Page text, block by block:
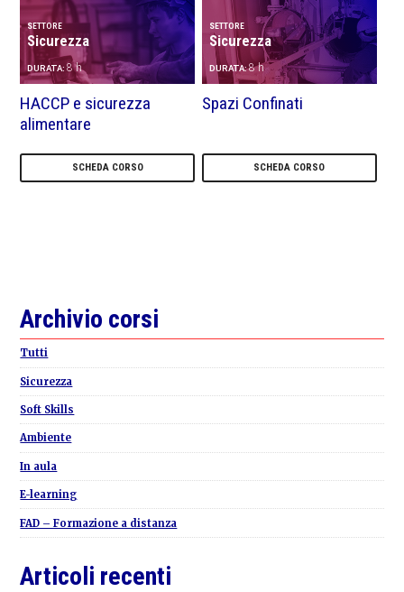
SETTORE
Sicurezza
DURATA:8 h
HACCP e sicurezza
alimentare
SCHEDA CORSO
SETTORE
Sicurezza
DURATA:8 h
Spazi Confinati
SCHEDA CORSO
Primary
Sidebar
Archivio corsi
Tutti
Sicurezza
Soft Skills
Ambiente
In aula
E-learning
FAD – Formazione a distanza
Articoli recenti